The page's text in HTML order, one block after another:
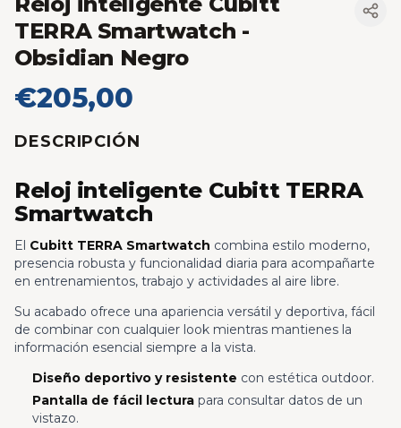
TERRA Smartwatch -
Obsidian Negro
€205,00
DESCRIPCIÓN
Reloj inteligente Cubitt TERRA
Smartwatch
El Cubitt TERRA Smartwatch combina estilo moderno,
presencia robusta y funcionalidad diaria para acompañarte
en entrenamientos, trabajo y actividades al aire libre.
Su acabado ofrece una apariencia versátil y deportiva, fácil
de combinar con cualquier look mientras mantienes la
información esencial siempre a la vista.
Diseño deportivo y resistente con estética outdoor.
Pantalla de fácil lecturapara consultar datos de un
vistazo.